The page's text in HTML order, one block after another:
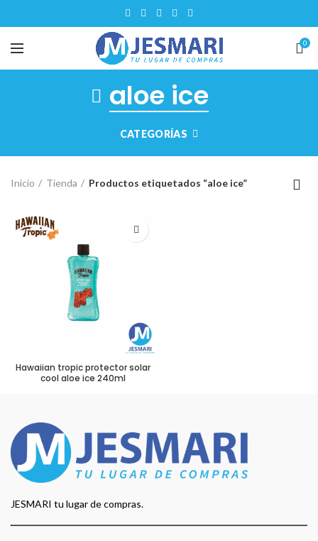
0
aloe ice
CATEGORÍAS
Inicio Tienda Productos etiquetados “aloe ice”
Hawaiian tropic protector solar
cool aloe ice 240ml
JESMARI tu lugar de compras.